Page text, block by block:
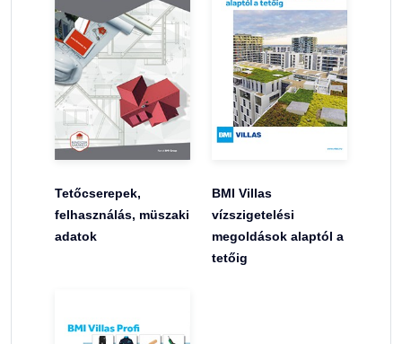
Tetőcserepek,
felhasználás, müszaki
adatok
BMI Villas
vízszigetelési
megoldások alaptól a
tetőig